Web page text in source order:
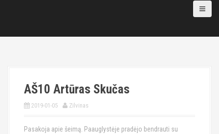
AŠ10 Artūras Skučas
2019-01-05 Zilvinas
Pasakoja apie šeimą. Paauglystėje pradėjo bendrauti su